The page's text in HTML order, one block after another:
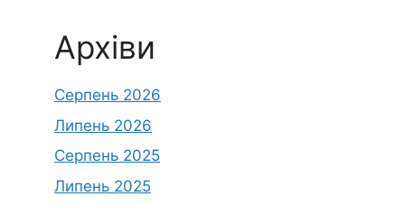
Архіви
Серпень 2026
Липень 2026
Серпень 2025
Липень 2025